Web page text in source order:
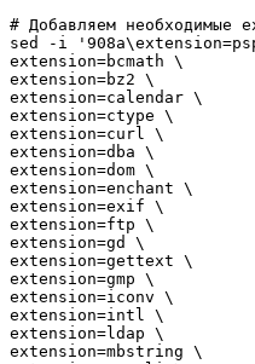
# Добавляем
sed
-i
extension=bcmath \
extension=bz2 \
extension=calendar \
extension=ctype \
extension=curl \
extension=dba \
extension=dom \
extension=enchant \
extension=exif \
extension=ftp \
extension=gd \
extension=gettext \
extension=gmp \
extension=iconv \
extension=intl \
extension=ldap \
extension=mbstring \